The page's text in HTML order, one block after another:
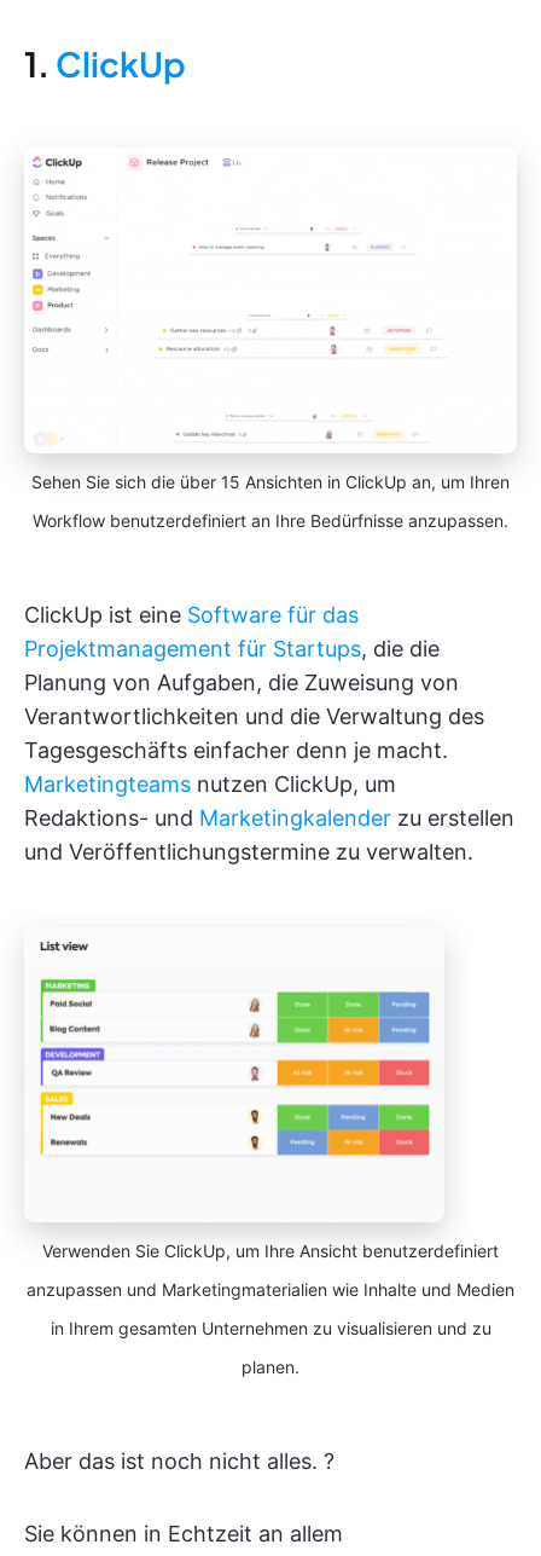
1. ClickUp
Sehen Sie sich die über 15 Ansichten in ClickUp an, um Ihren
Workflow benutzerdefiniert an Ihre Bedürfnisse anzupassen.
ClickUp ist eine Software für das
Projektmanagement für Startups, die die
Planung von Aufgaben, die Zuweisung von
Verantwortlichkeiten und die Verwaltung des
Tagesgeschäfts einfacher denn je macht.
Marketingteams nutzen ClickUp, um
Redaktions- und Marketingkalender zu erstellen
und Veröffentlichungstermine zu verwalten.
Verwenden Sie ClickUp, um Ihre Ansicht benutzerdefiniert
anzupassen und Marketingmaterialien wie Inhalte und Medien
in Ihrem gesamten Unternehmen zu visualisieren und zu
planen.
Aber das ist noch nicht alles. ?
Sie können in Echtzeit an allem